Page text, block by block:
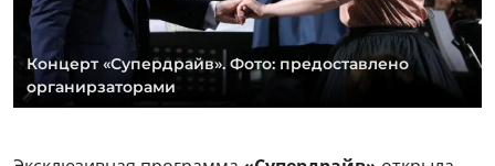
Концерт «Супердрайв». Фото: предоставлено
органирзаторами